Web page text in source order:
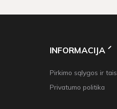
INFORMACIJA
Pirkimo sąlygos ir
Privatumo politika